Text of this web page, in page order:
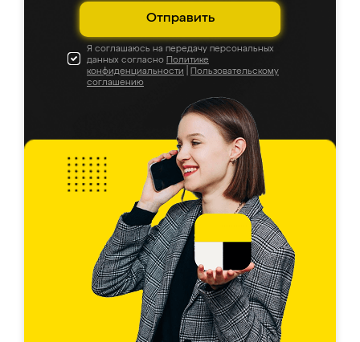
Отправить
Я соглашаюсь на передачу персональных
данных согласно Политике
конфиденциальности
Пользовательскому
соглашению